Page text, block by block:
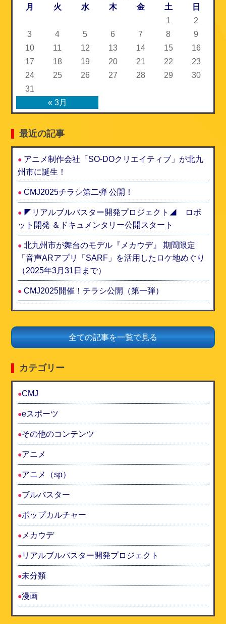
月
火 水 木 金 土 日
« 3月
1
2
3
4 5 6 7 8
9
10
11 12 13 14 15
16
17
18 19 20 21 22
23
24
25 26 27 28 29
30
31
最近の記事
アニメ制作会社「SO-DOクリエイティブ」が北九
州市に誕生！
CMJ2025チラシ第二弾 公開！
◤リアルブルバスター開発プロジェクト◢ ロボ
ット開発 ＆ドキュメンタリー公開スタート
北九州市が舞台のモデル『メカウデ』 期間限定
「音声ARアプリ「SARF」を活用したロケ地めぐり
（2025年3月31日まで）
CMJ2025開催！チラシ公開（第一弾）
全ての記事を一覧で見る
カテゴリー
CMJ
eスポーツ
その他のコンテンツ
アニメ
アニメ（sp）
ブルバスター
ポップカルチャー
メカウデ
リアルブルバスター開発プロジェクト
未分類
漫画